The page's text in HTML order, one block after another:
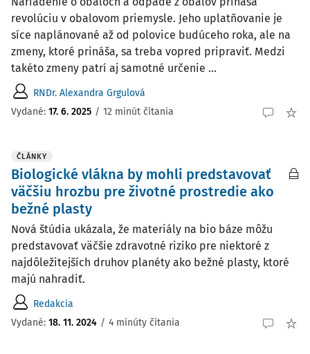
revolúciu v obalovom priemysle. Jeho uplatňovanie je
síce naplánované až od polovice budúceho roka, ale na
zmeny, ktoré prináša, sa treba vopred pripraviť. Medzi
takéto zmeny patrí aj samotné určenie ...
RNDr. Alexandra Grgulová
Vydané: 17. 6. 2025 / 12 minút čítania
ČLÁNKY
Biologické vlákna by mohli predstavovať
väčšiu hrozbu pre životné prostredie ako
bežné plasty
Nová štúdia ukázala, že materiály na bio báze môžu
predstavovať väčšie zdravotné riziko pre niektoré z
najdôležitejších druhov planéty ako bežné plasty, ktoré
majú nahradiť.
Redakcia
Vydané: 18. 11. 2024 / 4 minúty čítania